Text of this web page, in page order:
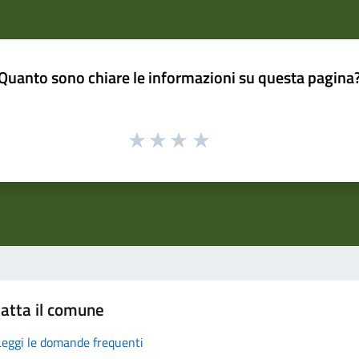
sono chiare le informazioni su questa
il comune
le domande frequenti